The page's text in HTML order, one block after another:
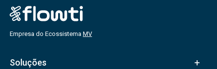
Empresa do Ecossistema MV
Soluções